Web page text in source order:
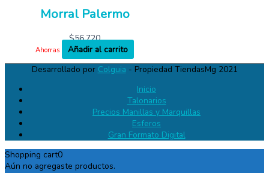
Morral Palermo
$56,720
Ahorras
Añadir al carrito
Desarrollado por Colguia - Propiedad TiendasMg 2021
Inicio
Talonarios
Precios Manillas y Marquillas
Esferos
Gran Formato Digital
Shopping cart0
Aún no agregaste productos.